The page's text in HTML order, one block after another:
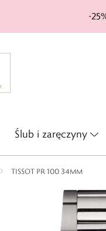
-
Ślub i zaręczyny
TISSOT PR 100 34MM